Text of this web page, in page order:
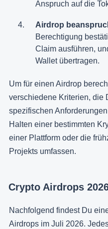
Anspruch auf die
Airdrop
Berechtigung
Claim ausführen,
Wallet übertragen.
Um für einen Airdrop
verschiedene Kriterien, die
spezifischen
Halten einer bestimmten
einer Plattform oder die
Projekts umfassen.
Crypto Airdrops
Nachfolgend findest Du
Airdrops im Juli 2026.